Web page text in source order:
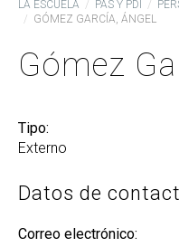
LA ESCUELA PAS Y PDI
GÓMEZ GARCÍA, ÁNGEL
Gómez
Tipo:
Externo
Datos de
Correo electrónico: